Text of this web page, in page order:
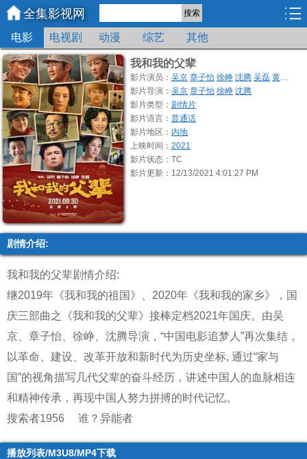
全集影视网 搜索
电影 电视剧 动漫 综艺 其他
我和我的父辈
影片演员：吴京 章子怡 徐峥 沈腾 吴磊 黄轩
影片导演：吴京 章子怡 徐峥 沈腾
影片类型： 剧情片
影片语言：普通话
影片地区： 内地
上映时间：2021
影片状态：TC
影片更新：12/13/2021 4:01:27 PM
剧情介绍:
我和我的父辈剧情介绍:
继2019年《我和我的祖国》、2020年《我和我的家乡》，国
庆三部曲之《我和我的父辈》接棒定档2021年国庆。由吴
京、章子怡、徐峥、沈腾导演，“中国电影追梦人”再次集结，
以革命、建设、改革开放和新时代为历史坐标, 通过“家与
国”的视角描写几代父辈的奋斗经历，讲述中国人的血脉相连
和精神传承，再现中国人努力拼搏的时代记忆。
搜索者1956
谁？异能者
播放列表/M3U8/MP4下载